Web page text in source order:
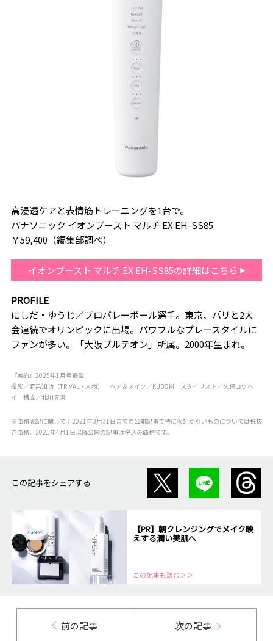
高浸透ケアと表情筋トレーニングを1台で。
パナソニック イオンブースト マルチ EX EH-SS85
￥59,400（編集部調べ）
イオンブースト マルチ EX EH-SS85の詳細はこちら
PROFILE
にしだ・ゆうじ／プロバレーボール選手。東京、パリと2大
会連続でオリンピックに出場。パワフルなプレースタイルに
ファンが多い。「大阪ブルテオン」所属。2000年生まれ。
『美的』2025年1月号掲載
撮影／野呂知功（TRIVAL・人物） ヘア＆メイク／KUBOKI スタイリスト／久保コウヘ
イ 構成／北川真澄
※価格表記に関して：2021年3月31日までの公開記事で特に表記がないものについては税抜
き価格、2021年4月1日以降公開の記事は税込み価格です。
この記事をシェアする
【PR】朝クレンジングでメイク映
えする潤い美肌へ
この記事も読む＞＞
前の記事 次の記事